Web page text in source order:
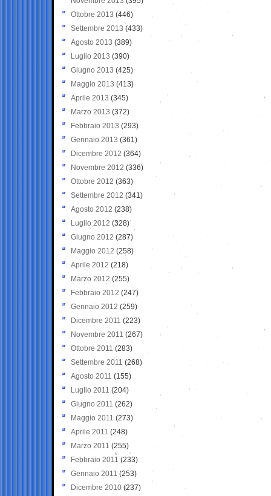
Ottobre 2013 (446)
Settembre 2013 (433)
Agosto 2013 (389)
Luglio 2013 (390)
Giugno 2013 (425)
Maggio 2013 (413)
Aprile 2013 (345)
Marzo 2013 (372)
Febbraio 2013 (293)
Gennaio 2013 (361)
Dicembre 2012 (364)
Novembre 2012 (336)
Ottobre 2012 (363)
Settembre 2012 (341)
Agosto 2012 (238)
Luglio 2012 (328)
Giugno 2012 (287)
Maggio 2012 (258)
Aprile 2012 (218)
Marzo 2012 (255)
Febbraio 2012 (247)
Gennaio 2012 (259)
Dicembre 2011 (223)
Novembre 2011 (267)
Ottobre 2011 (283)
Settembre 2011 (268)
Agosto 2011 (155)
Luglio 2011 (204)
Giugno 2011 (262)
Maggio 2011 (273)
Aprile 2011 (248)
Marzo 2011 (255)
Febbraio 2011 (233)
Gennaio 2011 (253)
Dicembre 2010 (237)